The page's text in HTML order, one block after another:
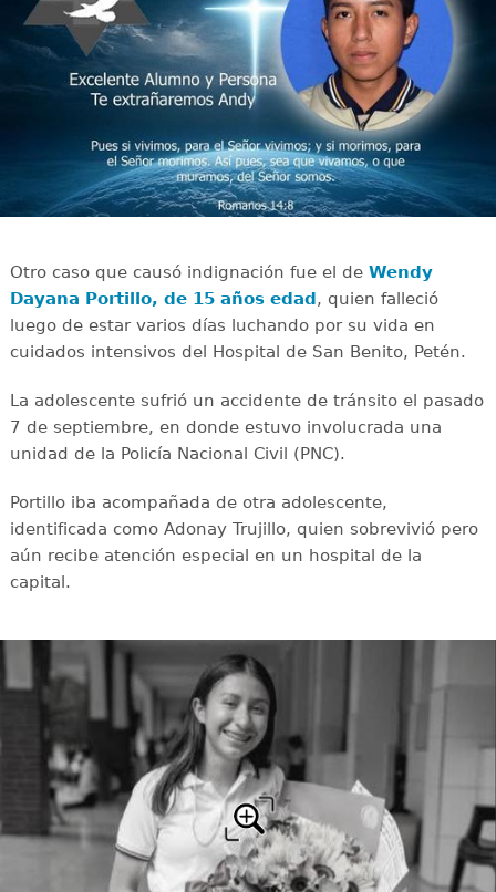
Otro caso que causó indignación fue el de Wendy
Dayana Portillo, de 15 años edad, quien falleció
luego de estar varios días luchando por su vida en
cuidados intensivos del Hospital de San Benito, Petén.
La adolescente sufrió un accidente de tránsito el pasado
7 de septiembre, en donde estuvo involucrada una
unidad de la Policía Nacional Civil (PNC).
Portillo iba acompañada de otra adolescente,
identificada como Adonay Trujillo, quien sobrevivió pero
aún recibe atención especial en un hospital de la
capital.